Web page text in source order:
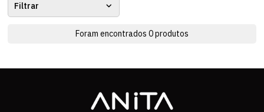
Filtrar
Foram encontrados 0produtos